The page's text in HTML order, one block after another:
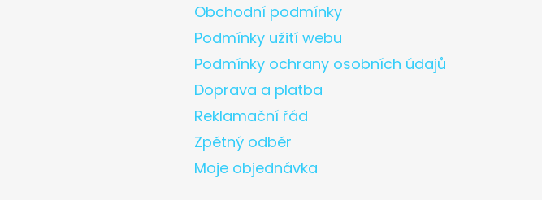
Obchodní podmínky
Podmínky užití webu
Podmínky ochrany osobních údajů
Doprava a platba
Reklamační řád
Zpětný odběr
Moje objednávka